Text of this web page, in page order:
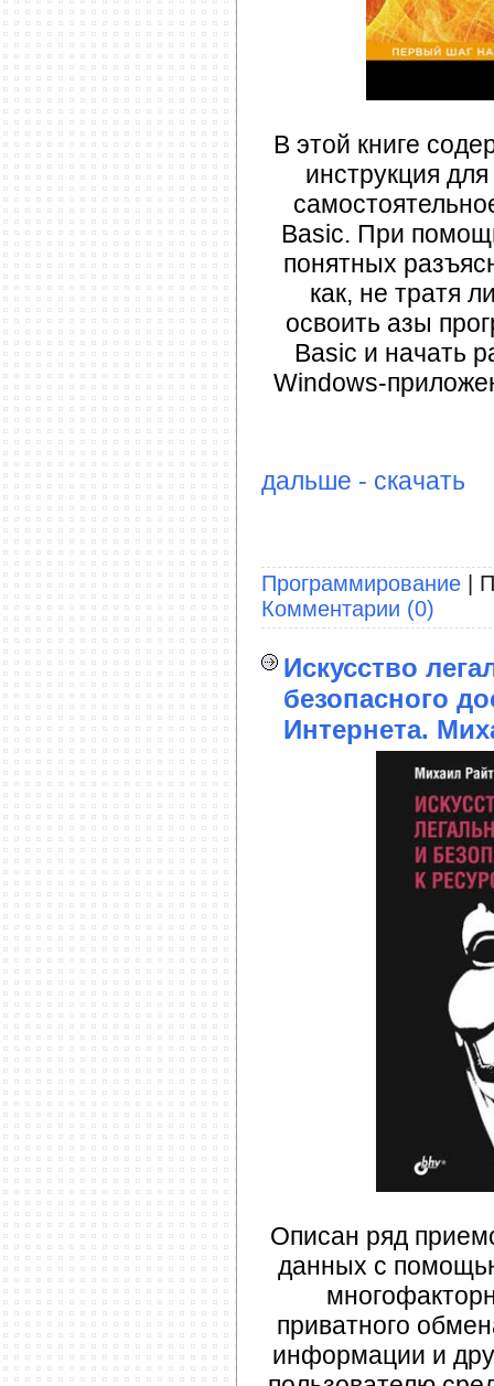
В этой книге
инструкция
Basic. При
понятных
как, не тратя
освоить азы
Basic и начать
Windows-
дальше - скачать
Программирование |
Комментарии (0)
Искусство
безопасного
Интернета.
Описан ряд
данных с
приватного
информации и